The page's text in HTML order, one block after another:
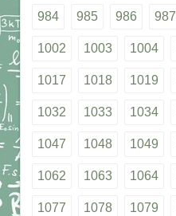
984 985 986 987
1002 1003 1004
1017 1018 1019
1032 1033 1034
1047 1048 1049
1062 1063 1064
1077 1078 1079